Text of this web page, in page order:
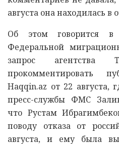
августа она находилась в
Об этом говорится в
Федеральной
запрос агентства
прокомментировать
Haqqin.az от 22 августа,
пресс-службы ФМС
что Рустам
поводу отказа от
августа, и ему была